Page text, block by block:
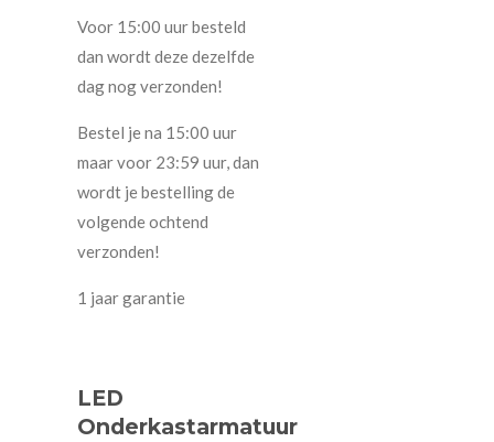
Voor 15:00 uur besteld
dan wordt deze dezelfde
dag nog verzonden!
Bestel je na 15:00 uur
maar voor 23:59 uur, dan
wordt je bestelling de
volgende ochtend
verzonden!
1 jaar garantie
LED
Onderkastarmatuur